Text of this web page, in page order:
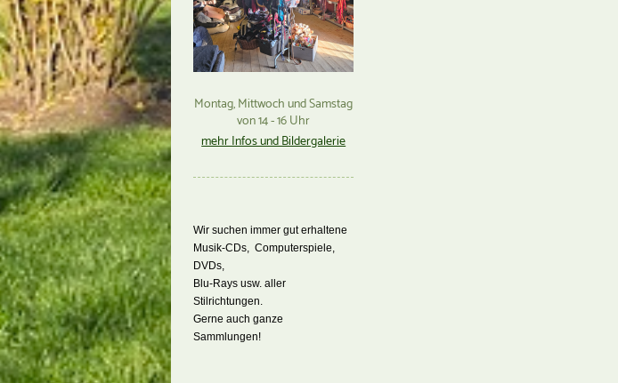
Montag, Mittwoch und Samstag
von 14 - 16 Uhr
mehr Infos und Bildergalerie
Wir suchen immer gut erhaltene
Musik-CDs, Computerspiele,
DVDs,
Blu-Rays usw. aller
Stilrichtungen.
Gerne auch ganze
Sammlungen!